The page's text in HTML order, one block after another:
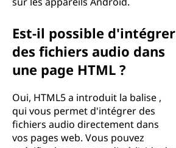
Est-il possible d'intégrer
des fichiers audio dans
une page HTML ?
Oui, HTML5 a introduit la balise ,
qui vous permet d'intégrer des
fichiers audio directement dans
vos pages web. Vous pouvez